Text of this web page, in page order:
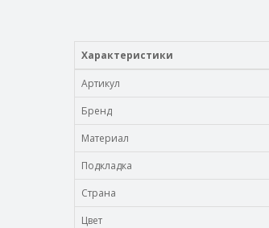
Характеристики
Артикул
Бренд
Материал
Подкладка
Страна
Цвет